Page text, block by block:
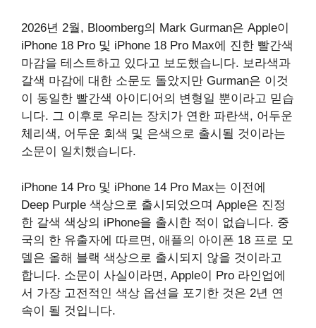
2026년 2월, Bloomberg의 Mark Gurman은 Apple이
iPhone 18 Pro 및 iPhone 18 Pro Max에 진한 빨간색
마감을 테스트하고 있다고 보도했습니다. 보라색과
갈색 마감에 대한 소문도 돌았지만 Gurman은 이것
이 동일한 빨간색 아이디어의 변형일 뿐이라고 믿습
니다. 그 이후로 우리는 장치가 연한 파란색, 어두운
체리색, 어두운 회색 및 은색으로 출시될 것이라는
소문이 일치했습니다.
iPhone 14 Pro 및 iPhone 14 Pro Max는 이전에
Deep Purple 색상으로 출시되었으며 Apple은 진정
한 갈색 색상의 iPhone을 출시한 적이 없습니다. 중
국의 한 유출자에 따르면, 애플의 아이폰 18 프로 모
델은 올해 블랙 색상으로 출시되지 않을 것이라고
합니다. 소문이 사실이라면, Apple이 Pro 라인업에
서 가장 고전적인 색상 옵션을 포기한 것은 2년 연
속이 될 것입니다.